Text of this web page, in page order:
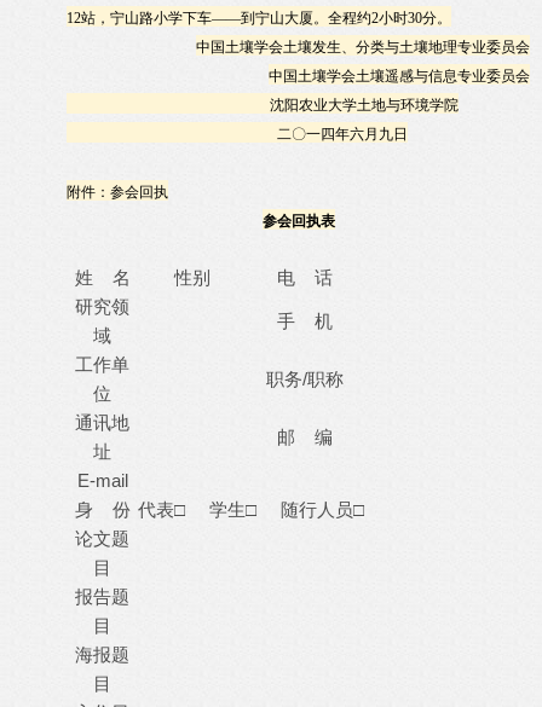
12站，宁山路小学下车——到宁山大厦。全程约2小时30分。
中国土壤学会土壤发生、分类与土壤地理专业委员会
中国土壤学会土壤遥感与信息专业委员会
沈阳农业大学土地与环境学院
二〇一四年六月九日
附件：参会回执
参会回执表
姓 名 性别
电 话
研究领
域
手 机
工作单
位
职务/职称
通讯地
址
邮 编
E-mail
身 份 代表□ 学生□ 随行人员□
论文题
目
报告题
目
海报题
目